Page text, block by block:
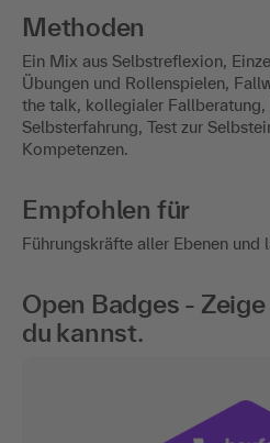
Methoden
Ein Mix aus Selbstreflexion,
Übungen und Rollenspielen,
the talk, kollegialer Fallberatung,
Selbsterfahrung, Test zur
Kompetenzen.
Empfohlen für
Führungskräfte aller Ebenen und
Open Badges -
du kannst.